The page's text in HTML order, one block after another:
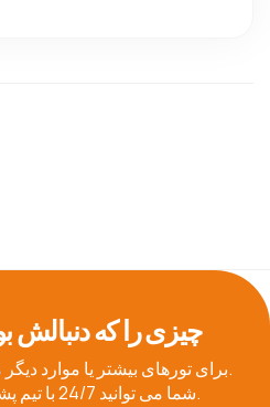
چیزی را که دنبالش
برای تورهای بیشتر یا موارد دیگر می توانید با ما تماس بگیرید.
شما می توانید 24/7 با تیم پشتیبانی ما تماس بگیرید.